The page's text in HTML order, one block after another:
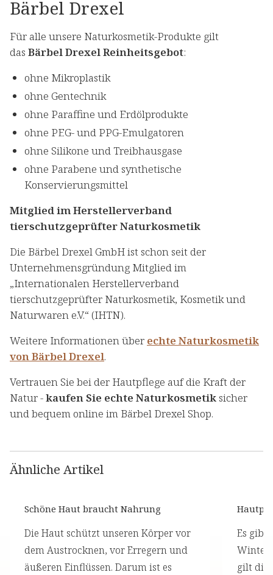
Bärbel Drexel
Für alle unsere Naturkosmetik-Produkte gilt
das Bärbel Drexel Reinheitsgebot:
ohne Mikroplastik
ohne Gentechnik
ohne Paraffine und Erdölprodukte
ohne PEG- und PPG-Emulgatoren
ohne Silikone und Treibhausgase
ohne Parabene und synthetische
Konservierungsmittel
Mitglied im Herstellerverband
tierschutzgeprüfter Naturkosmetik
Die Bärbel Drexel GmbH ist schon seit der
Unternehmensgründung Mitglied im
„Internationalen Herstellerverband
tierschutzgeprüfter Naturkosmetik, Kosmetik und
Naturwaren e.V.“ (IHTN).
Weitere Informationen über echte Naturkosmetik
von Bärbel Drexel.
Vertrauen Sie bei der Hautpflege auf die Kraft der
Natur -kaufen Sie echte Naturkosmetik sicher
und bequem online im Bärbel Drexel Shop.
Ähnliche Artikel
Schöne Haut braucht Nahrung
Die Haut schützt unseren Körper vor
dem Austrocknen, vor Erregern und
äußeren Einflüssen. Darum ist es
Es gibt
Winter
gilt